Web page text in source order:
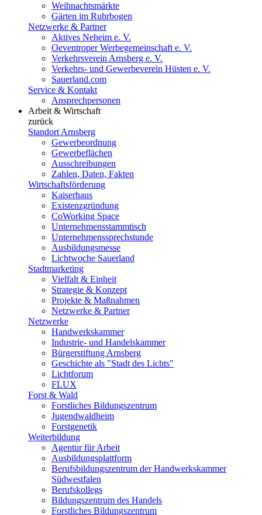
Weihnachtsmärkte
Gärten im Ruhrbogen
Netzwerke & Partner
Aktives Neheim e. V.
Oeventroper Werbegemeinschaft e. V.
Verkehrsverein Arnsberg e. V.
Verkehrs- und Gewerbeverein Hüsten e. V.
Sauerland.com
Service & Kontakt
Ansprechpersonen
Arbeit & Wirtschaft
zurück
Standort Arnsberg
Gewerbeordnung
Gewerbeflächen
Ausschreibungen
Zahlen, Daten, Fakten
Wirtschaftsförderung
Kaiserhaus
Existenzgründung
CoWorking Space
Unternehmensstammtisch
Unternehmenssprechstunde
Ausbildungsmesse
Lichtwoche Sauerland
Stadtmarketing
Vielfalt & Einheit
Strategie & Konzept
Projekte & Maßnahmen
Netzwerke & Partner
Netzwerke
Handwerkskammer
Industrie- und Handelskammer
Bürgerstiftung Arnsberg
Geschichte als "Stadt des Lichts"
Lichtforum
FLUX
Forst & Wald
Forstliches Bildungszentrum
Jugendwaldheim
Forstgenetik
Weiterbildung
Agentur für Arbeit
Ausbildungsplattform
Berufsbildungszentrum der Handwerkskammer
Südwestfalen
Berufskollegs
Bildungszentrum des Handels
Forstliches Bildungszentrum